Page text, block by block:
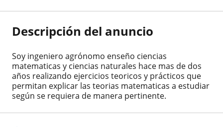
Descripción del anuncio
Soy ingeniero agrónomo enseño ciencias
matematicas y ciencias naturales hace mas de dos
años realizando ejercicios teoricos y prácticos que
permitan explicar las teorias matematicas a estudiar
según se requiera de manera pertinente.